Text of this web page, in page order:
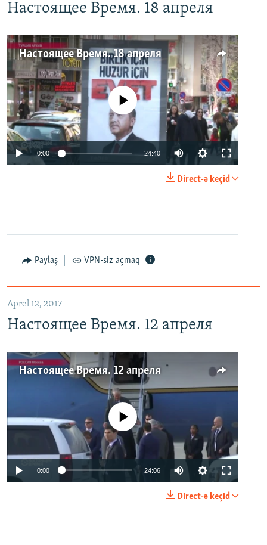
Настоящее Время. 18 апреля
Настоящее Время. 18 апреля
No media source currently available
0:00 24:40
Direct-ə keçid
Paylaş VPN-siz açmaq
Aprel 12, 2017
Настоящее Время. 12 апреля
Настоящее Время. 12 апреля
No media source currently available
0:00 24:06
Direct-ə keçid